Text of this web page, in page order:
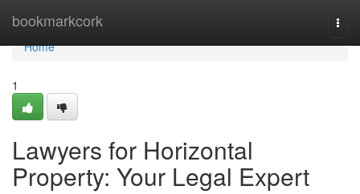
bookmarkcork
Home
Home
1
Lawyers for Horizontal
Property: Your Legal Expert